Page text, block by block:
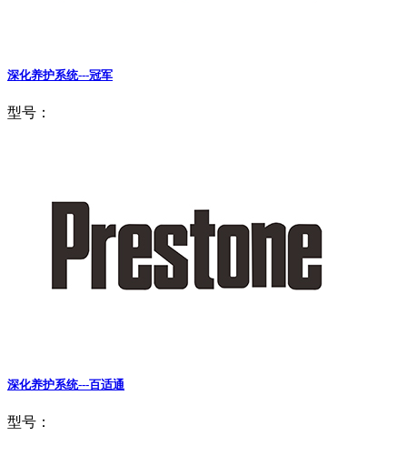
深化养护系统---冠军
型号：
深化养护系统---百适通
型号：